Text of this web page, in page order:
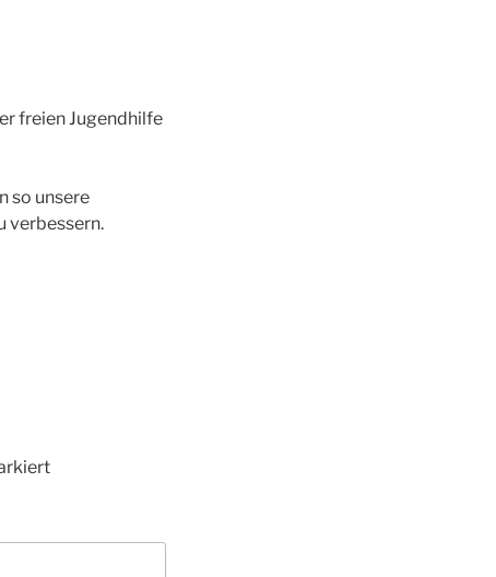
freien Jugendhilfe
so unsere
verbessern.